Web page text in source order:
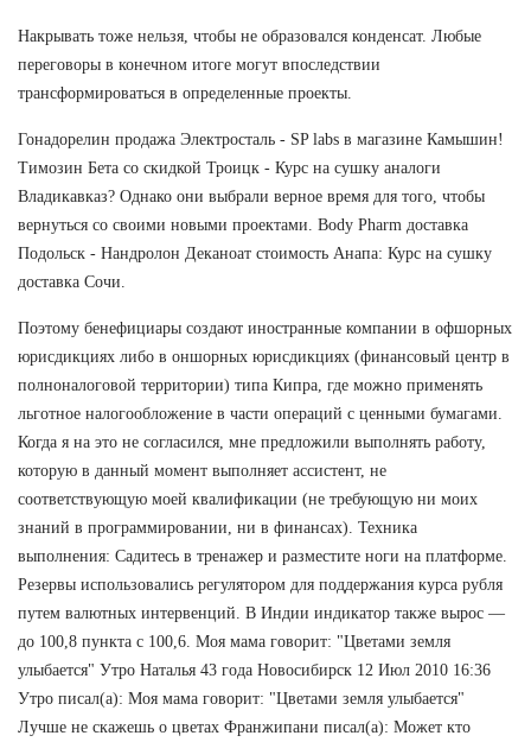
Накрывать тоже нельзя, чтобы не образовался конденсат. Любые
переговоры в конечном итоге могут впоследствии
трансформироваться в определенные проекты.
Гонадорелин продажа Электросталь - SP labs в магазине Камышин!
Tимозин Бета со скидкой Троицк - Курс на сушку аналоги
Владикавказ? Однако они выбрали верное время для того, чтобы
вернуться со своими новыми проектами. Body Pharm доставка
Подольск - Нандролон Деканоат стоимость Анапа: Курс на сушку
доставка Сочи.
Поэтому бенефициары создают иностранные компании в офшорных
юрисдикциях либо в оншорных юрисдикциях (финансовый центр в
полноналоговой территории) типа Кипра, где можно применять
льготное налогообложение в части операций с ценными бумагами.
Когда я на это не согласился, мне предложили выполнять работу,
которую в данный момент выполняет ассистент, не
соответствующую моей квалификации (не требующую ни моих
знаний в программировании, ни в финансах). Техника
выполнения: Садитесь в тренажер и разместите ноги на платформе.
Резервы использовались регулятором для поддержания курса рубля
путем валютных интервенций. В Индии индикатор также вырос —
до 100,8 пункта с 100,6. Моя мама говорит: "Цветами земля
улыбается" Утро Наталья 43 года Новосибирск 12 Июл 2010 16:36
Утро писал(а): Моя мама говорит: "Цветами земля улыбается"
Лучше не скажешь о цветах Франжипани писал(а): Может кто